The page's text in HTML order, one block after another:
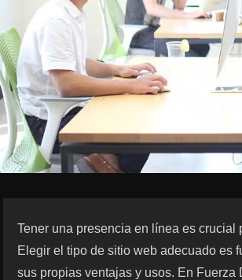
Tener una presencia en línea es
Elegir el tipo de sitio web adecuado es
sus propias ventajas y usos. En